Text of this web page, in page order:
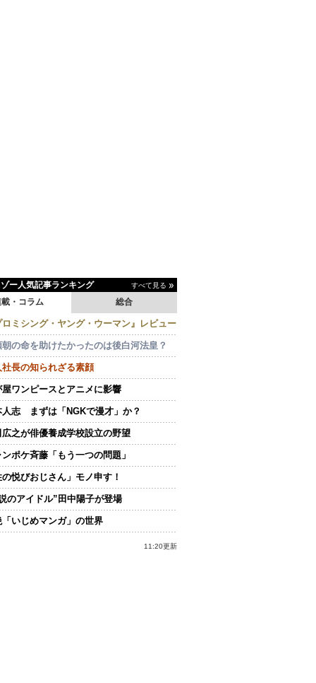
ー人気記事ランキング すべて見る
・コラム 総合
ロミシング・ヤング・ウーマン』レビュー
朝の命を助けたかったのは後白河法皇？
社長の知られざる素顔
屋ワンピースとアニメに影響
人志 まずは「NGKで漫才」か？
広之が俳優養成学校設立の野望
ポケ斉藤「もう一つの問題」
悦びおじさん」モノ申す！
のアイドル”田中陽子が登場
「いじめマンガ」の世界
11:20更新